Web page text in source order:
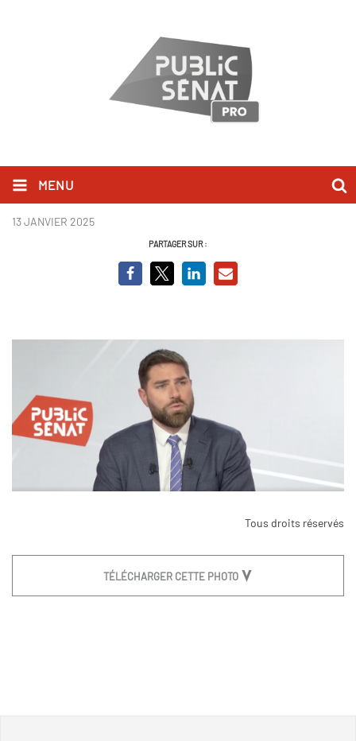
MENU
Vincent Jeanbrun - BCVO.png
13 JANVIER 2025
PARTAGER SUR :
Tous droits réservés
TÉLÉCHARGER CETTE PHOTO